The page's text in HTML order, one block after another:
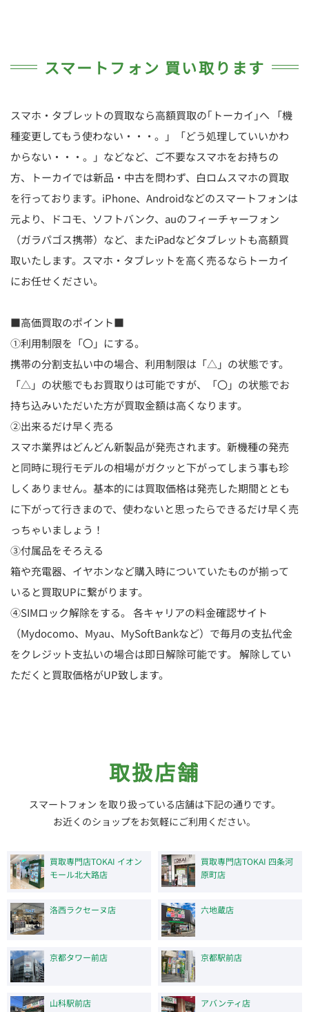
スマートフォン 買い取ります
スマホ・タブレットの買取なら高額買取の｢トーカイ｣へ 「機
種変更してもう使わない・・・。」「どう処理していいかわ
からない・・・。」などなど、ご不要なスマホをお持ちの
方、トーカイでは新品・中古を問わず、白ロムスマホの買取
を行っております。iPhone、Androidなどのスマートフォンは
元より、ドコモ、ソフトバンク、auのフィーチャーフォン
（ガラパゴス携帯）など、またiPadなどタブレットも高額買
取いたします。スマホ・タブレットを高く売るならトーカイ
にお任せください。
■高価買取のポイント■
①利用制限を「〇」にする。
携帯の分割支払い中の場合、利用制限は「△」の状態です。
「△」の状態でもお買取りは可能ですが、「〇」の状態でお
持ち込みいただいた方が買取金額は高くなります。
②出来るだけ早く売る
スマホ業界はどんどん新製品が発売されます。新機種の発売
と同時に現行モデルの相場がガクッと下がってしまう事も珍
しくありません。基本的には買取価格は発売した期間ととも
に下がって行きまので、使わないと思ったらできるだけ早く売
っちゃいましょう！
③付属品をそろえる
箱や充電器、イヤホンなど購入時についていたものが揃って
いると買取UPに繋がります。
④SIMロック解除をする。 各キャリアの料金確認サイト
（Mydocomo、Myau、MySoftBankなど）で毎月の支払代金
をクレジット支払いの場合は即日解除可能です。 解除してい
ただくと買取価格がUP致します。
取扱店舗
スマートフォン を取り扱っている店舗は下記の通りです。
お近くのショップをお気軽にご利用ください。
買取専門店TOKAI イオン
モール北大路店
買取専門店TOKAI 四条河
原町店
洛西ラクセーヌ店 六地蔵店
京都タワー前店 京都駅前店
山科駅前店 アバンティ店